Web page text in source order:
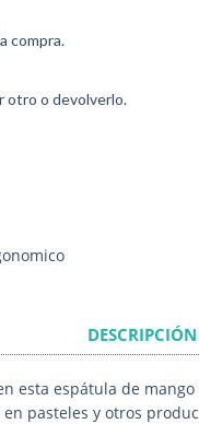
compra.
otro o devolverlo.
DESCRIPCIÓN
esta espátula de
pasteles y otros